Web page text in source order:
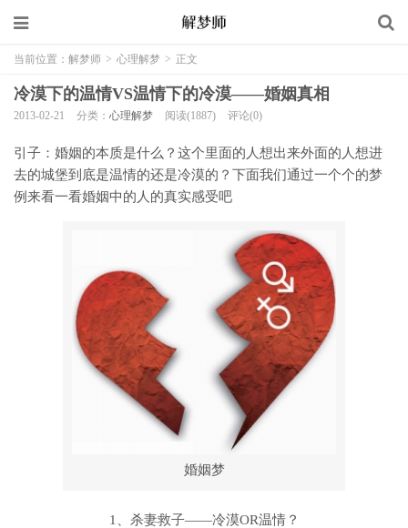
当前位置： 解梦师 > 心理解梦 > 正文
冷漠下的温情VS温情下的冷漠——婚姻真相
2013-02-21 分类： 心理解梦 阅读(1887) 评论(0)
引子：婚姻的本质是什么？这个里面的人想出来外面的人想进
去的城堡到底是温情的还是冷漠的？下面我们通过一个个的梦
例来看一看婚姻中的人的真实感受吧
婚姻梦
1、杀妻救子——冷漠OR温情？